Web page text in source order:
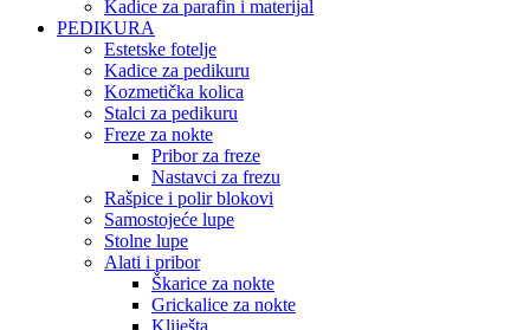
Kadice za parafin i materijal
PEDIKURA
Estetske fotelje
Kadice za pedikuru
Kozmetička kolica
Stalci za pedikuru
Freze za nokte
Pribor za freze
Nastavci za frezu
Rašpice i polir blokovi
Samostojeće lupe
Stolne lupe
Alati i pribor
Škarice za nokte
Grickalice za nokte
Kliješta